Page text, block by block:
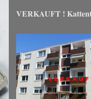
VERKAUFT !